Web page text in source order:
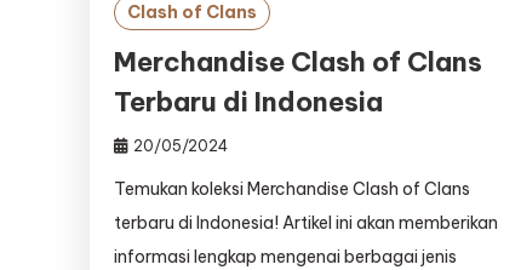
Clash of Clans
Merchandise Clash of Clans
Terbaru di Indonesia
20/05/2024
Temukan koleksi Merchandise Clash of Clans
terbaru di Indonesia! Artikel ini akan memberikan
informasi lengkap mengenai berbagai jenis